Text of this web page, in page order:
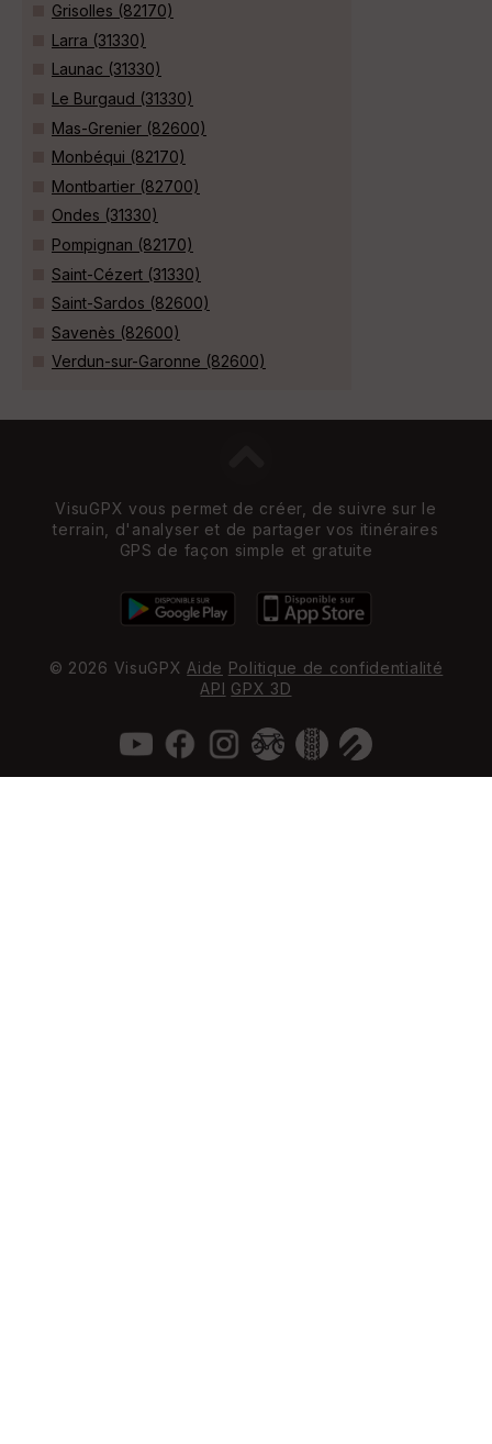
Grisolles (82170)
Larra (31330)
Launac (31330)
Le Burgaud (31330)
Mas-Grenier (82600)
Monbéqui (82170)
Montbartier (82700)
Ondes (31330)
Pompignan (82170)
Saint-Cézert (31330)
Saint-Sardos (82600)
Savenès (82600)
Verdun-sur-Garonne (82600)
VisuGPX vous permet de créer, de suivre sur le
terrain, d'analyser et de partager vos itinéraires
GPS de façon simple et gratuite
© 2026 VisuGPXAide Politique de confidentialité
API GPX 3D